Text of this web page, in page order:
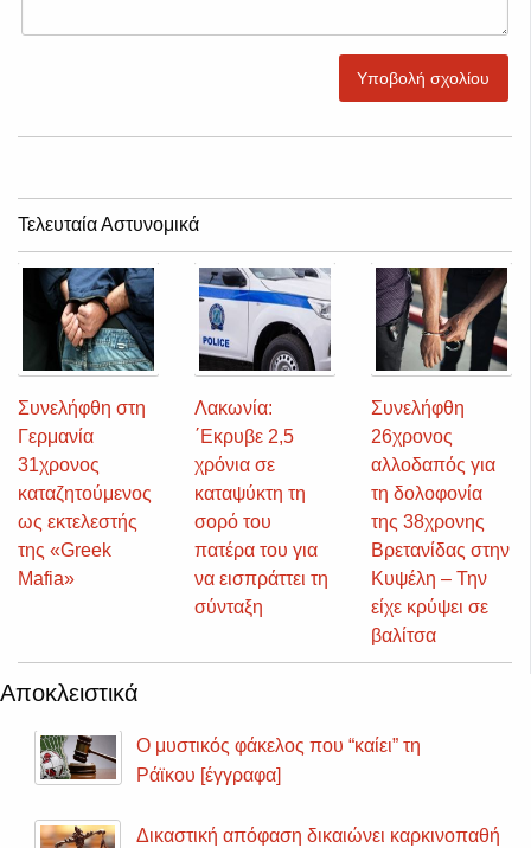
Υποβολή σχολίου
Τελευταία Αστυνομικά
Συνελήφθη στη
Γερμανία
31χρονος
καταζητούμενος
ως εκτελεστής
της «Greek
Mafia»
Λακωνία:
΄Εκρυβε 2,5
χρόνια σε
καταψύκτη τη
σορό του
πατέρα του για
να εισπράττει τη
σύνταξη
Συνελήφθη
26χρονος
αλλοδαπός για
τη δολοφονία
της 38χρονης
Βρετανίδας στην
Κυψέλη – Την
είχε κρύψει σε
βαλίτσα
Αποκλειστικά
Ο μυστικός φάκελος που “καίει” τη
Ράϊκου [έγγραφα]
Δικαστική απόφαση δικαιώνει καρκινοπαθή